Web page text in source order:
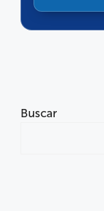
Buscar